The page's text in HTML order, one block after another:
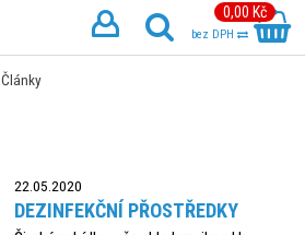
0,00 Kč
bez DPH
Články
22.05.2020
DEZINFEKČNÍ PŘOSTŘEDKY